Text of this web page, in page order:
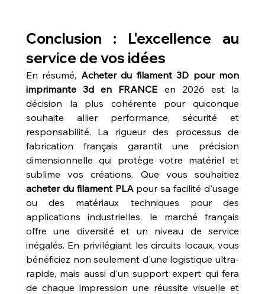
Conclusion : L'excellence au
service de vos idées
En résumé, Acheter du filament 3D pour mon
imprimante 3d en FRANCE en 2026 est la
décision la plus cohérente pour quiconque
souhaite allier performance, sécurité et
responsabilité. La rigueur des processus de
fabrication français garantit une précision
dimensionnelle qui protège votre matériel et
acheter du filament PLA pour sa facilité d'usage
ou des matériaux techniques pour des
applications industrielles, le marché français
offre une diversité et un niveau de service
inégalés. En privilégiant les circuits locaux, vous
bénéficiez non seulement d'une logistique ultra-
rapide, mais aussi d'un support expert qui fera
de chaque impression une réussite visuelle et